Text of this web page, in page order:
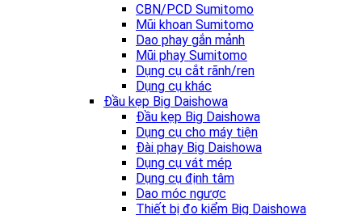
CBN/PCD Sumitomo
Mũi khoan Sumitomo
Dao phay gắn mảnh
Mũi phay Sumitomo
Dụng cụ cắt rãnh/ren
Dụng cụ khác
Đầu kẹp Big Daishowa
Đầu kẹp Big Daishowa
Dụng cụ cho máy tiện
Đài phay Big Daishowa
Dụng cụ vát mép
Dụng cụ định tâm
Dao móc ngược
Thiết bị đo kiểm Big Daishowa